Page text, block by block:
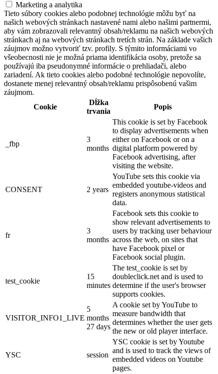
Marketing a analytika
Tieto súbory cookies alebo podobnej technológie môžu byť na
našich webových stránkach nastavené nami alebo našimi partnermi,
aby vám zobrazovali relevantný obsah/reklamu na našich webových
stránkach aj na webových stránkach tretích strán. Na základe vašich
záujmov možno vytvoriť tzv. profily. S týmito informáciami vo
všeobecnosti nie je možná priama identifikácia osoby, pretože sa
používajú iba pseudonymné informácie o prehliadači, alebo
zariadení. Ak tieto cookies alebo podobné technológie nepovolíte,
dostanete menej relevantný obsah/reklamu prispôsobenú vašim
záujmom.
Cookie
Dĺžka
trvania
Popis
_fbp
3
months
This cookie is set by Facebook
to display advertisements when
either on Facebook or on a
digital platform powered by
Facebook advertising, after
visiting the website.
CONSENT 2 years
YouTube sets this cookie via
embedded youtube-videos and
registers anonymous statistical
data.
fr
3
months
Facebook sets this cookie to
show relevant advertisements to
users by tracking user behaviour
across the web, on sites that
have Facebook pixel or
Facebook social plugin.
test_cookie
15
minutes
The test_cookie is set by
doubleclick.net and is used to
determine if the user's browser
supports cookies.
VISITOR_INFO1_LIVE
5
months
27 days
A cookie set by YouTube to
measure bandwidth that
determines whether the user gets
the new or old player interface.
YSC session
YSC cookie is set by Youtube
and is used to track the views of
embedded videos on Youtube
pages.